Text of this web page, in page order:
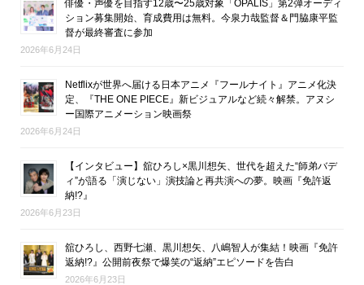
俳優・声優を目指す12歳〜25歳対象「OPALIS」第2弾オーディ
ション募集開始、育成費用は無料。今泉力哉監督＆門脇康平監
督が最終審査に参加
2026年6月24日
Netflixが世界へ届ける日本アニメ『フールナイト』アニメ化決
定、『THE ONE PIECE』新ビジュアルなど続々解禁。アヌシ
ー国際アニメーション映画祭
2026年6月24日
【インタビュー】舘ひろし×黒川想矢、世代を超えた“師弟バデ
ィ”が語る「演じない」演技論と再共演への夢。映画『免許返
納!?』
2026年6月23日
舘ひろし、西野七瀬、黒川想矢、八嶋智人が集結！映画『免許
返納!?』公開前夜祭で爆笑の“返納”エピソードを告白
2026年6月23日